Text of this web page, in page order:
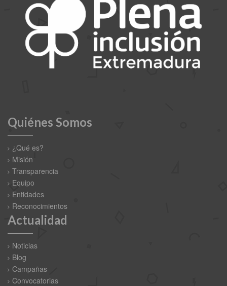
Quiénes Somos
¿Qué es?
Misión
Transparencia
Equipo
Entidades
Reconocimientos
Actualidad
Noticias
Blog
Campañas
Convocatorias